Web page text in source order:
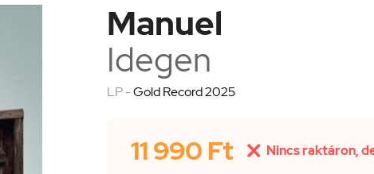
Manuel
Idegen
LP -Gold Record 2025
11 990 Ft  Nincs raktáron,